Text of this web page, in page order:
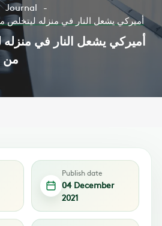
Journal
أميركي يشعل النار في منزله ليتخلص
أميركي يشعل النار في
من
Publish date
04 December
2021